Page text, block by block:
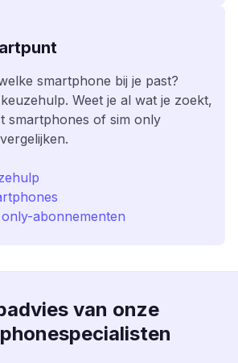
smartphone bij je past?
Weet je al wat je zoekt,
smartphones of sim only
abonnementen
van onze